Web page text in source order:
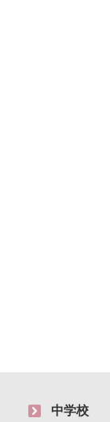
中学校